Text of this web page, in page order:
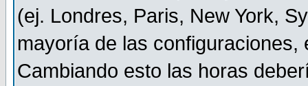
(ej. Londres, Paris, New York,
mayoría de las
Cambiando esto las horas